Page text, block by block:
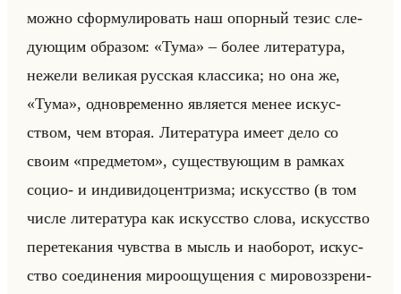
можно сфор­му­ли­ро­вать наш опор­ный тезис сле­
ду­ющим об­ра­зом: «Тума» – более ли­те­ра­ту­ра,
неже­ли ве­ли­кая рус­ская клас­си­ка; но она же,
«Тума», од­но­вре­мен­но яв­ля­ет­ся менее ис­кус­
ством, чем вто­рая. Ли­те­ра­ту­ра имеет дело со
своим «предметом», су­ще­ству­ющим в рам­ках
социо- и ин­ди­ви­до­цен­триз­ма; ис­кус­ство (в том
числе ли­те­ра­ту­ра как ис­кус­ство слова, ис­кус­ство
пе­ре­те­ка­ния чув­ства в мысль и на­обор­от, ис­кус­
ство со­еди­не­ния ми­ро­ощу­ще­ния с ми­ро­воз­зре­ни­